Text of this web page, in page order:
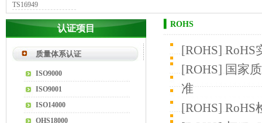
TS16949
认证项目
质量体系认证
ISO9000
ISO9001
ISO14000
OHS18000
▍ROHS
[ROHS]RoHS
[ROHS]国家
准
[ROHS]RoHS